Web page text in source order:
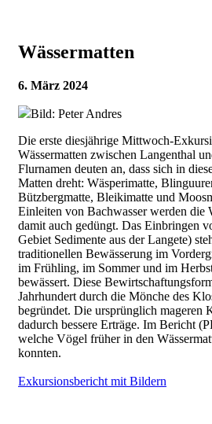
Wässermatten
6. März 2024
Bild: Peter Andres
Die erste diesjährige Mittwoch-
Wässermatten zwischen Langenthal
Flurnamen deuten an, dass sich in
Matten dreht: Wäsperimatte,
Bützbergmatte, Bleikimatte und
Einleiten von Bachwasser werden die
damit auch gedüngt. Das Einbringen
Gebiet Sedimente aus der Langete)
traditionellen Bewässerung im
im Frühling, im Sommer und im
bewässert. Diese
Jahrhundert durch die Mönche des
begründet. Die ursprünglich mageren
dadurch bessere Erträge. Im Bericht
welche Vögel früher in den
konnten.
Exkursionsbericht mit Bildern